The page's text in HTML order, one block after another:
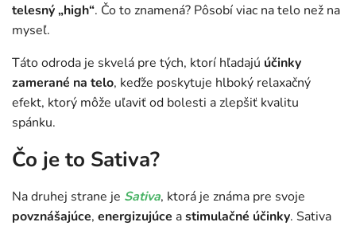
telesný „high“. Čo to znamená? Pôsobí viac na telo než na
myseľ.
Táto odroda je skvelá pre tých, ktorí hľadajú účinky
zamerané na telo, keďže poskytuje hlboký relaxačný
efekt, ktorý môže uľaviť od bolesti a zlepšiť kvalitu
spánku.
Čo je to Sativa?
Na druhej strane je Sativa, ktorá je známa pre svoje
povznášajúce, energizujúce astimulačné účinky. Sativa